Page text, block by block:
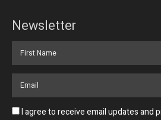
Newsletter
I agree to receive email updates and